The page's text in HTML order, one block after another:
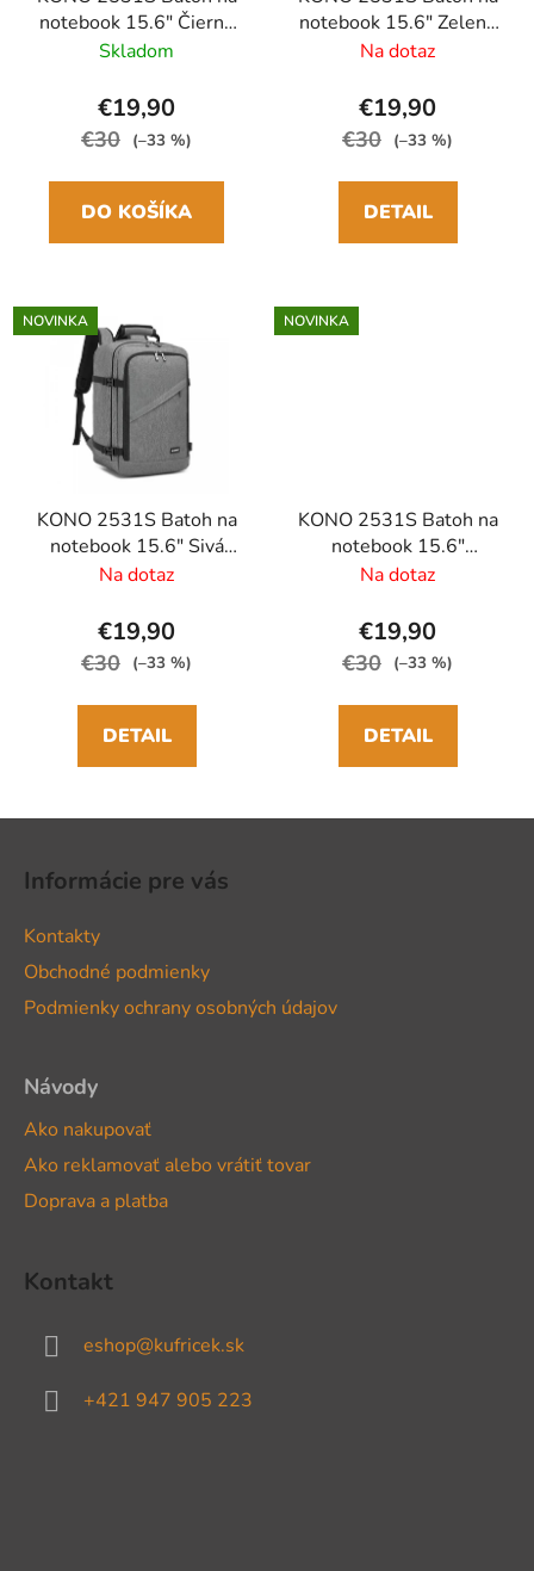
notebook 15.6" Čierna
40cm 20L
Skladom
€19,90
€30 (–33 %)
DO KOŠÍKA
notebook 15.6" Zelená
40cm 20L
Na dotaz
€19,90
€30 (–33 %)
DETAIL
NOVINKA
KONO 2531S Batoh na
notebook 15.6" Sivá
40cm 20L
Na dotaz
€19,90
€30 (–33 %)
DETAIL
NOVINKA
KONO 2531S Batoh na
notebook 15.6"
Sivá/Hnedá 40cm 20L
Na dotaz
€19,90
€30 (–33 %)
DETAIL
Informácie pre vás
Kontakty
Obchodné podmienky
Podmienky ochrany osobných údajov
Návody
Ako nakupovať
Ako reklamovať alebo vrátiť tovar
Doprava a platba
Kontakt
eshop@kufricek.sk
+421 947 905 223